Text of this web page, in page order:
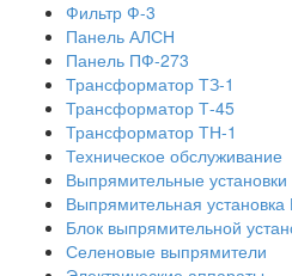
Фильтр Ф-3
Панель АЛСН
Панель ПФ-273
Трансформатор ТЗ-1
Трансформатор Т-45
Трансформатор ТН-1
Техническое обслуживание
Выпрямительные установки
Выпрямительная
Блок выпрямительной
Селеновые выпрямители